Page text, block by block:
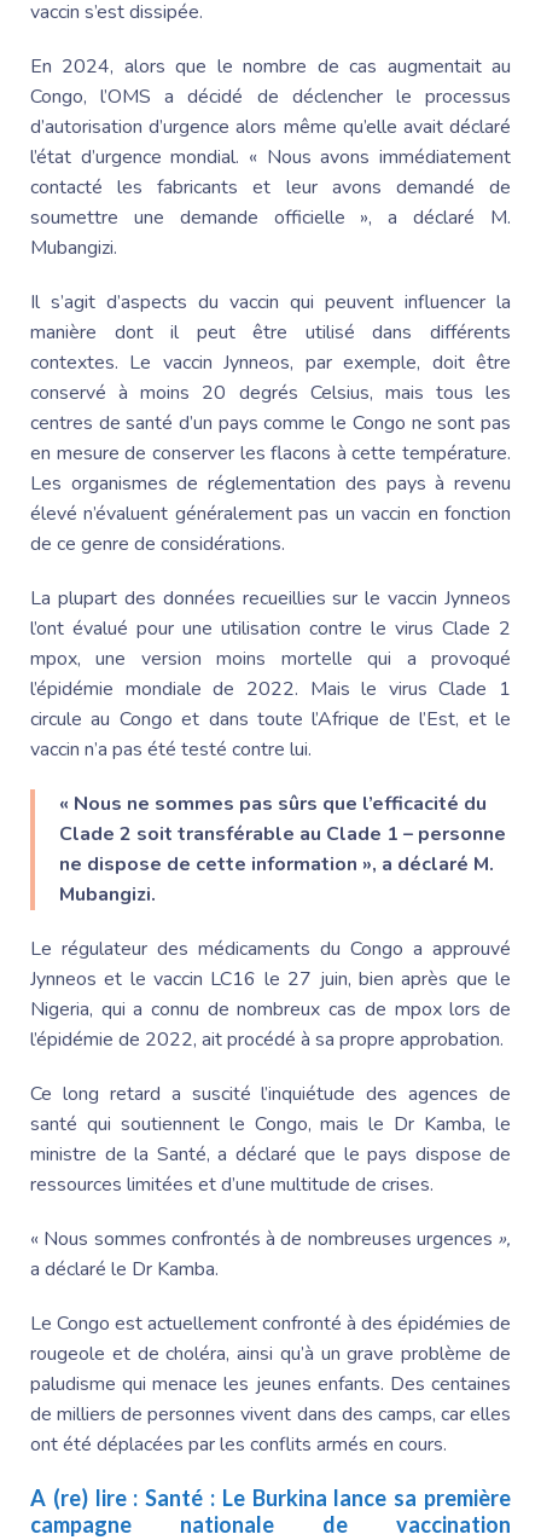
vaccin s’est dissipée.
En 2024, alors que le nombre de cas augmentait au
Congo, l’OMS a décidé de déclencher le processus
d’autorisation d’urgence alors même qu’elle avait déclaré
l’état d’urgence mondial. « Nous avons immédiatement
contacté les fabricants et leur avons demandé de
soumettre une demande officielle », a déclaré M.
Mubangizi.
Il s’agit d’aspects du vaccin qui peuvent influencer la
manière dont il peut être utilisé dans différents
contextes. Le vaccin Jynneos, par exemple, doit être
conservé à moins 20 degrés Celsius, mais tous les
centres de santé d’un pays comme le Congo ne sont pas
en mesure de conserver les flacons à cette température.
Les organismes de réglementation des pays à revenu
élevé n’évaluent généralement pas un vaccin en fonction
de ce genre de considérations.
La plupart des données recueillies sur le vaccin Jynneos
l’ont évalué pour une utilisation contre le virus Clade 2
mpox, une version moins mortelle qui a provoqué
l’épidémie mondiale de 2022. Mais le virus Clade 1
circule au Congo et dans toute l’Afrique de l’Est, et le
vaccin n’a pas été testé contre lui.
« Nous ne sommes pas sûrs que l’efficacité du
Clade 2 soit transférable au Clade 1 – personne
ne dispose de cette information », a déclaré M.
Mubangizi.
Le régulateur des médicaments du Congo a approuvé
Jynneos et le vaccin LC16 le 27 juin, bien après que le
Nigeria, qui a connu de nombreux cas de mpox lors de
l’épidémie de 2022, ait procédé à sa propre approbation.
Ce long retard a suscité l’inquiétude des agences de
santé qui soutiennent le Congo, mais le Dr Kamba, le
ministre de la Santé, a déclaré que le pays dispose de
ressources limitées et d’une multitude de crises.
« Nous sommes confrontés à de nombreuses urgences »,
a déclaré le Dr Kamba.
Le Congo est actuellement confronté à des épidémies de
rougeole et de choléra, ainsi qu’à un grave problème de
paludisme qui menace les jeunes enfants. Des centaines
de milliers de personnes vivent dans des camps, car elles
ont été déplacées par les conflits armés en cours.
A (re) lire :Santé : Le Burkina lance sa première
campagne nationale de vaccination